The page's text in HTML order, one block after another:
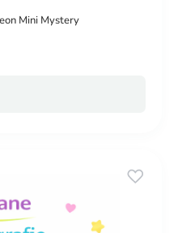
Mini Mystery